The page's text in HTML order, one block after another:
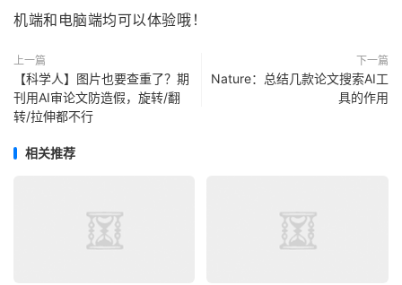
机端和电脑端均可以体验哦！
上一篇
【科学人】图片也要查重了？期
刊用AI审论文防造假，旋转/翻
转/拉伸都不行
下一篇
Nature：总结几款论文搜索AI工
具的作用
相关推荐